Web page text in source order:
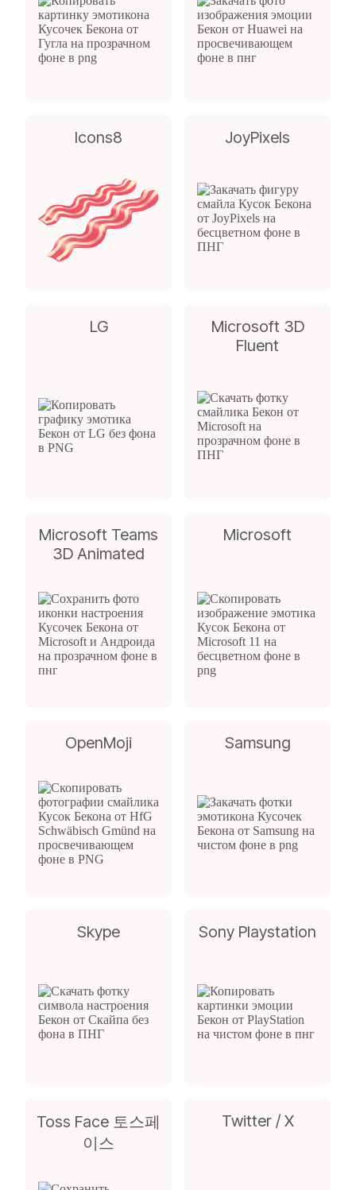
Icons8 JoyPixels
LG
Microsoft 3D
Fluent
Microsoft Teams
3D Animated
Microsoft
OpenMoji Samsung
Skype Sony Playstation
Toss Face 토스페
이스
Twitter / X